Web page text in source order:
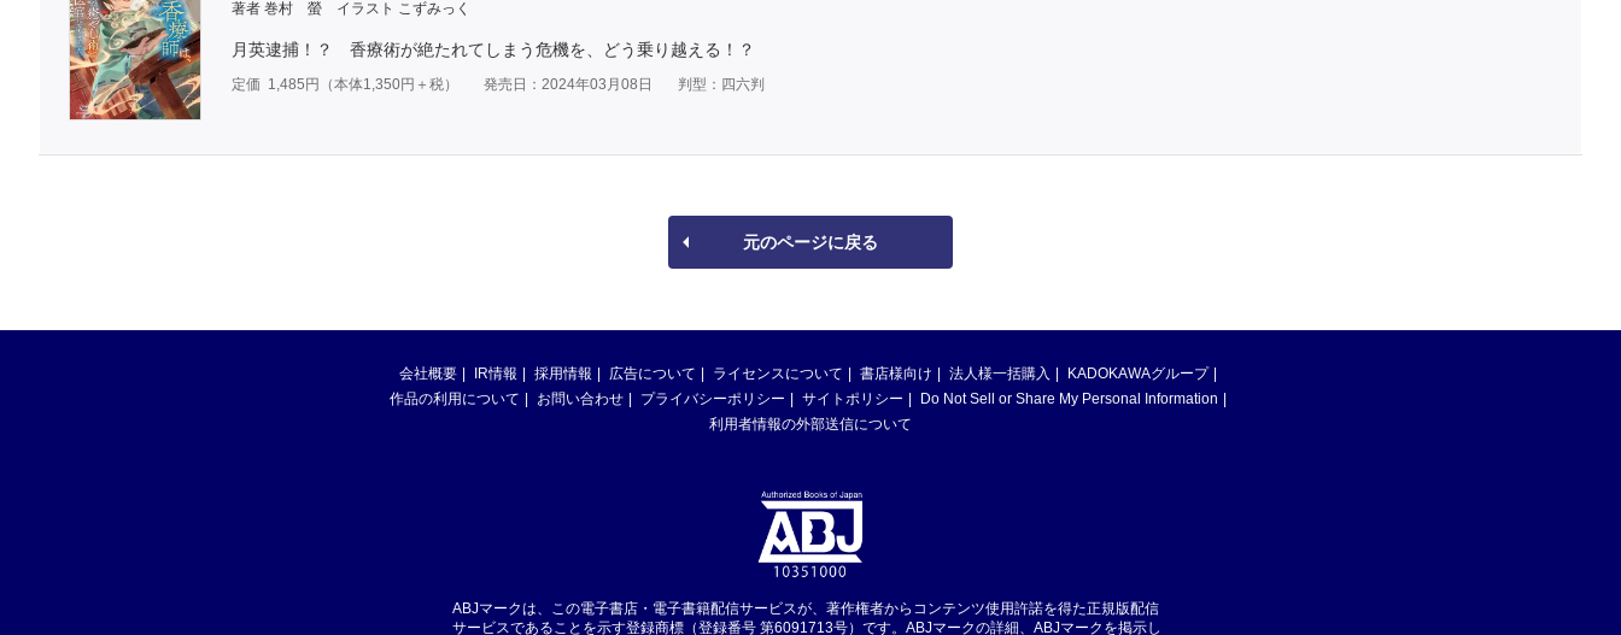
著者 巻村 螢 イラスト こずみっく
月英逮捕！？ 香療術が絶たれてしまう危機を、どう乗り越える！？
定価 1,485 円（本体1,350円＋税） 発売日：2024年03月08日 判型：四六判
元のページに戻る
会社概要 IR情報 採用情報 広告について ライセンスについて 書店様向け 法人様一括購入
KADOKAWAグループ
作品の利用について
お問い合わせ プライバシーポリシー サイトポリシー
Do Not Sell or Share My Personal Information
利用者情報の外部送信について
ABJマークは、この電子書店・電子書籍配信サービスが、著作権者からコンテンツ使用許諾を得た正規版配信
サービスであることを示す登録商標（登録番号 第6091713号）です。ABJマークの詳細、ABJマークを掲示し